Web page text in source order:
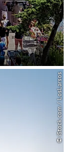
© iStock.com / LosLarsos